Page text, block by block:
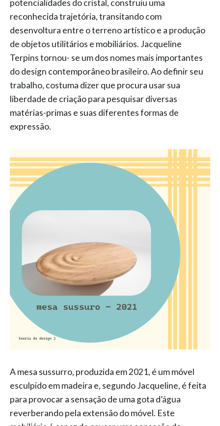
potencialidades do cristal, construiu uma
reconhecida trajetória, transitando com
desenvoltura entre o terreno artístico e a produção
de objetos utilitários e mobiliários. Jacqueline
Terpins tornou- se um dos nomes mais importantes
do design contemporâneo brasileiro. Ao definir seu
trabalho, costuma dizer que procura usar sua
liberdade de criação para pesquisar diversas
matérias-primas e suas diferentes formas de
expressão.
A mesa sussurro, produzida em 2021, é um móvel
esculpido em madeira e, segundo Jacqueline, é feita
para provocar a sensação de uma gota d’água
reverberando pela extensão do móvel. Este